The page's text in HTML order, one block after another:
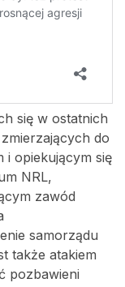
się w ostatnich
do
i opiekującym się
NRL,
zawód
samorządu
także atakiem
pozbawieni